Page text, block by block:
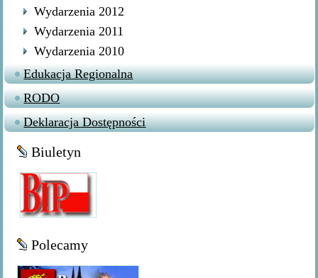
Wydarzenia 2012
Wydarzenia 2011
Wydarzenia 2010
Edukacja Regionalna
RODO
Deklaracja Dostępności
Biuletyn
Polecamy